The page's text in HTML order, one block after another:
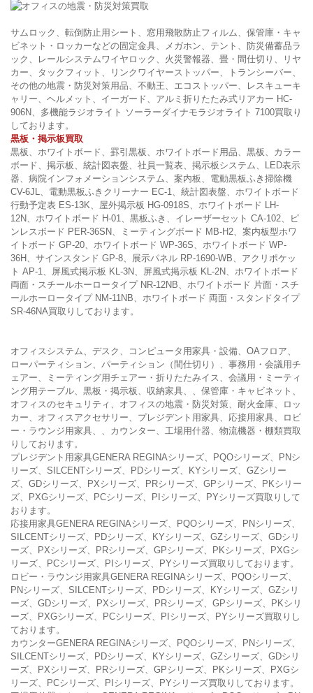
サムロック、転倒防止用シート、窓用飛散防止フィルム、保管庫・キャ
ビネット・ロッカーなどの固定金具、メガホン、テント、防災備蓄品ラ
ック、レールシステムワイヤロック、火災警報器、畳・間仕切り、リヤ
カー、タックフィット、リンクワイヤーストッパー、トランシーバー、
その他の地震・防災対策用品、不動王、エコストッパー、レスキューキ
ャリー、ヘルメット、イーガード、アルミ折りたたみ式リアカー HC-
906N、多機能ラジオライト ソーラーダイナモラジオライト 7100買取り
しております。
黒板・掲示板買取
黒板、ホワイトボード、罫引黒板、ホワイトボード用品、黒板、カラー
ボード、掲示板、統計図表盤、社員一覧表、掲示板システム、LED表示
器、病院インフォメーションシステム、案内板、電動黒板ふき掃除機
CV-6JL、電動黒板ふきクリーナー EC-1、統計図表盤、ホワイトボード
行動予定表 ES-13K、屋外掲示板 HG-0918S、ホワイトボード LH-
12N、ホワイトボード H-01、黒板ふき、イレーザーセット CA-102、ピ
ンレスボード PER-36SN、ミーティングボード MB-H2、案内板型ホワ
イトボード GP-20、ホワイトボード WP-36S、ホワイトボード WP-
36H、サインスタンド GP-8、展示パネル RP-1690-WB、アクリポケッ
ト AP-1、屏風式掲示板 KL-3N、屏風式掲示板 KL-2N、ホワイトボード
両面・スチールホーロータイプ NR-12NB、ホワイトボード 片面・スチ
ールホーロータイプ NM-11NB、ホワイトボード 両面・スタンドタイプ
SR-46NA買取りしております。
オフィスシステム、デスク、コンピュータ用家具・設備、OAフロア、
ローパーティション、パーティション（間仕切り）、事務用・会議用チ
ェアー、ミーティング用チェアー・折りたたみイス、会議用・ミーティ
ング用テーブル、黒板・掲示板、収納家具、、保管庫・キャビネット、
オフィスのセキュリティ、オフィスの地震・防災対策、耐火金庫、ロッ
カー、オフィスアクセサリー、プレジデント用家具、応接用家具、ロビ
ー・ラウンジ用家具、、カウンター、工場用什器、物流機器・棚類買取
りしております。
プレジデント用家具GENERA REGINAシリーズ、PQOシリーズ、PNシ
リーズ、SILCENTシリーズ、PDシリーズ、KYシリーズ、GZシリー
ズ、GDシリーズ、PXシリーズ、PRシリーズ、GPシリーズ、PKシリー
ズ、PXGシリーズ、PCシリーズ、PIシリーズ、PYシリーズ買取りして
おります。
応接用家具GENERA REGINAシリーズ、PQOシリーズ、PNシリーズ、
SILCENTシリーズ、PDシリーズ、KYシリーズ、GZシリーズ、GDシリ
ーズ、PXシリーズ、PRシリーズ、GPシリーズ、PKシリーズ、PXGシ
リーズ、PCシリーズ、PIシリーズ、PYシリーズ買取りしております。
ロビー・ラウンジ用家具GENERA REGINAシリーズ、PQOシリーズ、
PNシリーズ、SILCENTシリーズ、PDシリーズ、KYシリーズ、GZシリ
ーズ、GDシリーズ、PXシリーズ、PRシリーズ、GPシリーズ、PKシリ
ーズ、PXGシリーズ、PCシリーズ、PIシリーズ、PYシリーズ買取りし
ております。
カウンターGENERA REGINAシリーズ、PQOシリーズ、PNシリーズ、
SILCENTシリーズ、PDシリーズ、KYシリーズ、GZシリーズ、GDシリ
ーズ、PXシリーズ、PRシリーズ、GPシリーズ、PKシリーズ、PXGシ
リーズ、PCシリーズ、PIシリーズ、PYシリーズ買取りしております。